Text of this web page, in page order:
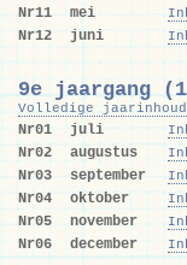
Nr11 mei
Nr12 juni
9e jaargang
Volledige jaarinhoud
Nr01 juli
Nr02 augustus
Nr03 september
Nr04 oktober
Nr05 november
Nr06 december